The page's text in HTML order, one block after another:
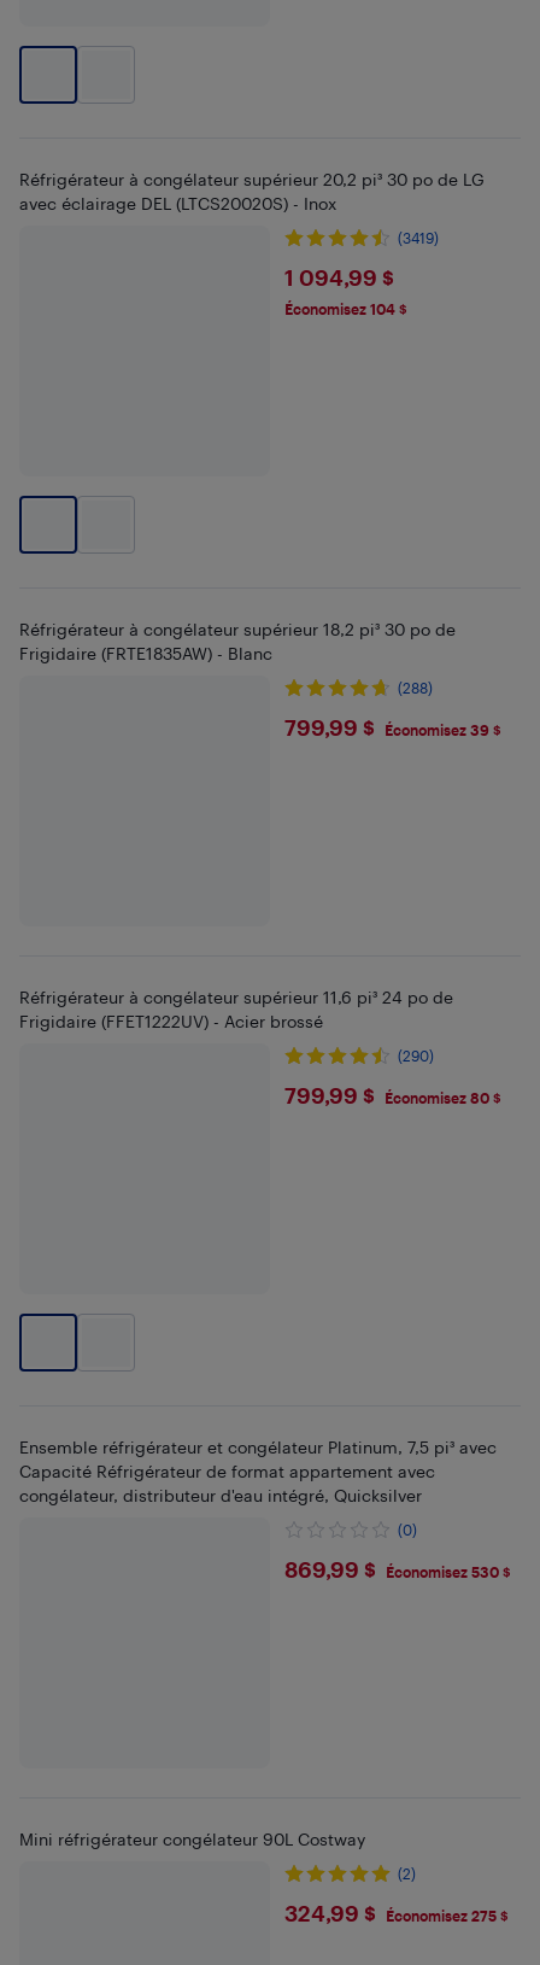
Réfrigérateur à congélateur supérieur 20,2 pi³ 30 po de LG
avec éclairage DEL (LTCS20020S) - Inox
(3419)
$1094.99
1 094,99 $
Économisez 104 $
Réfrigérateur à congélateur supérieur 18,2 pi³ 30 po de
Frigidaire (FRTE1835AW) - Blanc
(288)
$799.99
799,99 $ Économisez 39 $
Réfrigérateur à congélateur supérieur 11,6 pi³ 24 po de
Frigidaire (FFET1222UV) - Acier brossé
(290)
$799.99
799,99 $ Économisez 80 $
Ensemble réfrigérateur et congélateur Platinum, 7,5 pi³ avec
Capacité Réfrigérateur de format appartement avec
congélateur, distributeur d'eau intégré, Quicksilver
(0)
$869.99
869,99 $ Économisez 530 $
Mini réfrigérateur congélateur 90L Costway
(2)
$324.99
324,99 $ Économisez 275 $